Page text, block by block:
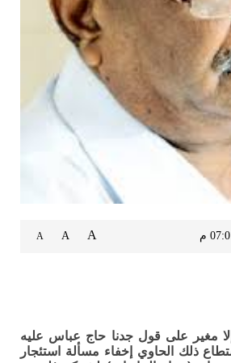
A
A
A
مغير على قول جدنا حاج عباس عليه
ذلك الحاوي إخفاء مسألة استئجار